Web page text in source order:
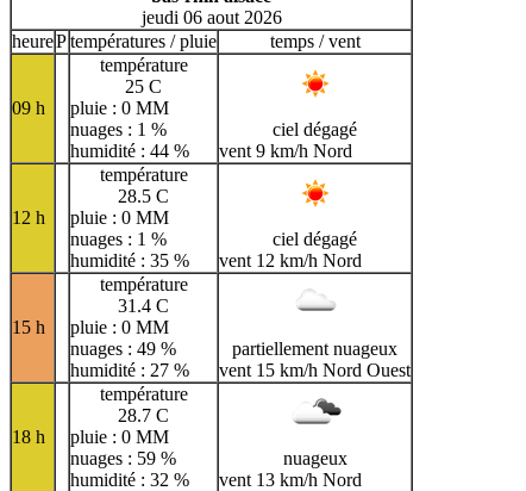
H
I J K L M
N
R S T
U
V
W X Y Z
jeudi 06 aout 2026
heurePtempératures / pluie temps / vent
09 h
température
25 C
pluie : 0 MM
nuages : 1 %
humidité : 44 %
ciel dégagé
vent 9 km/h Nord
12 h
température
28.5 C
pluie : 0 MM
nuages : 1 %
humidité : 35 %
ciel dégagé
vent 12 km/h Nord
15 h
température
31.4 C
pluie : 0 MM
nuages : 49 %
humidité : 27 %
partiellement nuageux
vent 15 km/h Nord Ouest
18 h
température
28.7 C
pluie : 0 MM
nuages : 59 %
humidité : 32 %
nuageux
vent 13 km/h Nord